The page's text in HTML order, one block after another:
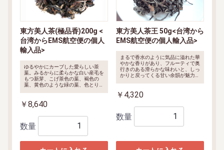
東方美人茶(極品香)200g <
台湾からEMS航空便の個人
輸入品>
ゆるやかにカーブした愛らしい茶
葉。みるからに柔らかな白い産毛を
もつ新芽、こげ茶色の葉、褐色の
葉、黄色のような緑の葉、色とりど
香気はマスカットのような甘い香り
と、オリエンタルなスモーキーな深
い香りが入り混じり、深い呼吸を誘
す。味わいもふくよかで、熟された
￥8,640
数量
東方美人茶王 50g<台湾から
EMS航空便の個人輸入品>
まるで香水のように気品に溢れた華
やかな香りがあり、フルーティで奥
行きのある滑らかな味わいと、しっ
かりと戻ってくる甘い余韻が魅力的
￥4,320
数量